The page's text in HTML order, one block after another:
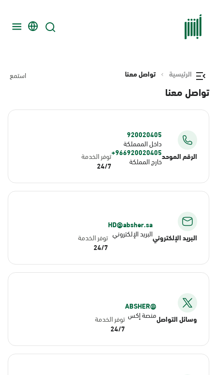
الرئيسية تواصل معنا استمع
تواصل معنا
الرقم الموحد
920020405
داخل الممملكة
966920020405+
خارج المملكة توفر الخدمة
24/7
البريد الإلكتروني
HD@absher.sa
البريد الإلكتروني توفر الخدمة
24/7
وسائل التواصل
@ABSHER
منصة إكس توفر الخدمة
24/7